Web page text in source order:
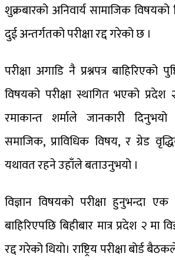
शुक्रबारको अनिवार्य सामाजिक
दुई अन्तर्गतको परीक्षा रद्द गरेको छ ।
परीक्षा अगाडि नै प्रश्नपत्र बाहिरिएको
विषयको परीक्षा स्थागित भएको प्रदेश
रमाकान्त शर्माले जानकारी
समाजिक, प्राविधिक विषय, र ग्रेड
यथावत रहने उहाँले बताउनुभयो ।
विज्ञान विषयको परीक्षा हुनुभन्दा एक
बाहिरिएपछि बिहीबार मात्र प्रदेश २ मा
रद्द गरेको थियो। राष्ट्रिय परीक्षा बोर्ड